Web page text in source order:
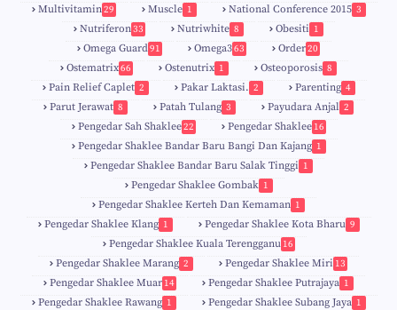
Multivitamin29 Muscle 1 National Conference 2015 3
Nutriferon33 Nutriwhite 8 Obesiti 1
Omega Guard91 Omega363 Order20
Ostematrix66 Ostenutrix 1 Osteoporosis 8
Pain Relief Caplet 2 Pakar Laktasi. 2 Parenting 4
Parut Jerawat 8 Patah Tulang 3 Payudara Anjal 2
Pengedar Sah Shaklee22
9
Pengedar Shaklee 16
5
Pengedar Shaklee Bandar Baru Bangi Dan Kajang 1
Pengedar Shaklee Bandar Baru Salak Tinggi 1
Pengedar Shaklee Gombak 1
Pengedar Shaklee Kerteh Dan Kemaman 1
Pengedar Shaklee Klang 1 Pengedar Shaklee Kota Bharu 9
Pengedar Shaklee Kuala Terengganu 16
4
Pengedar Shaklee Marang 2 Pengedar Shaklee Miri 13
1
Pengedar Shaklee Muar 14
0
Pengedar Shaklee Putrajaya 1
Pengedar Shaklee Rawang 1 Pengedar Shaklee Subang Jaya 1